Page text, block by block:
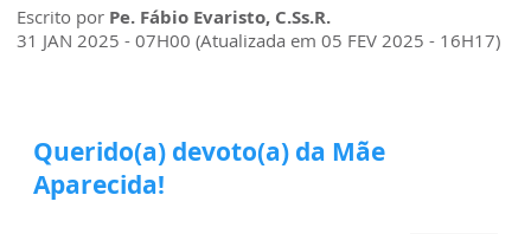
Escrito por Pe. Fábio Evaristo, C.Ss.R.
31 JAN 2025 - 07H00 (Atualizada em 05 FEV 2025 - 16H17)
Querido(a) devoto(a) da Mãe
Aparecida!